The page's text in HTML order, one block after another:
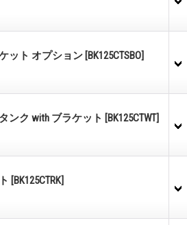
ット オプション [BK125CTSBO]
ンク with ブラケット [BK125CTWT]
[BK125CTRK]